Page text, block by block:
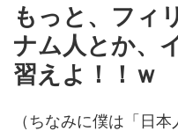
もっと、フィ
ナム人とか、
習えよ！！ｗ
（ちなみに僕は「日